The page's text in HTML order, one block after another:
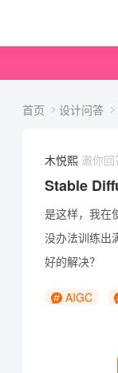
首页 设计问答
木悦熙 邀你回
Stable
是这样，我在
没办法训练出
好的解决？
AIGC